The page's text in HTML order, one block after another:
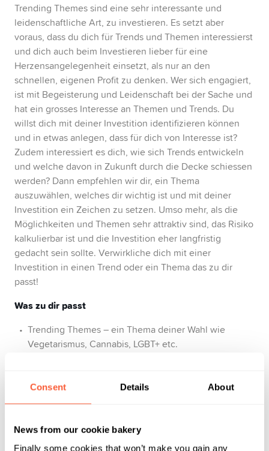
Consent Details About
News from our cookie bakery
Finally some cookies that won’t make you gain any
Trending Themes sind eine sehr interessante und
leidenschaftliche Art, zu investieren. Es setzt aber
voraus, dass du dich für Trends und Themen interessierst
und dich auch beim Investieren lieber für eine
Herzensangelegenheit einsetzt, als nur an den
schnellen, eigenen Profit zu denken. Wer sich engagiert,
ist mit Begeisterung und Leidenschaft bei der Sache und
hat ein grosses Interesse an Themen und Trends. Du
willst dich mit deiner Investition identifizieren können
und in etwas anlegen, dass für dich von Interesse ist?
Zudem interessiert es dich, wie sich Trends entwickeln
und welche davon in Zukunft durch die Decke schiessen
werden? Dann empfehlen wir dir, ein Thema
auszuwählen, welches dir wichtig ist und mit deiner
Investition ein Zeichen zu setzen. Umso mehr, als die
Möglichkeiten und Themen sehr attraktiv sind, das Risiko
kalkulierbar ist und die Investition eher langfristig
gedacht sein sollte. Verwirkliche dich mit einer
Investition in einen Trend oder ein Thema das zu dir
passt!
Was zu dir passt
Trending Themes – ein Thema deiner Wahl wie
Vegetarismus, Cannabis, LGBT+ etc.
Die Nachhaltigen